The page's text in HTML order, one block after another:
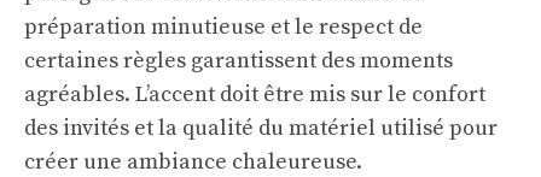
préparation minutieuse et le respect de
certaines règles garantissent des moments
agréables. L’accent doit être mis sur le confort
des invités et la qualité du matériel utilisé pour
créer une ambiance chaleureuse.